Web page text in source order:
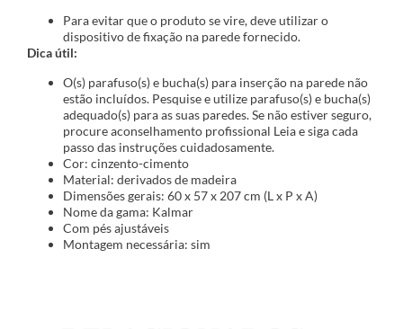
Para evitar que o produto se vire, deve utilizar o
dispositivo de fixação na parede fornecido.
Dica útil:
O(s) parafuso(s) e bucha(s) para inserção na parede não
estão incluídos. Pesquise e utilize parafuso(s) e bucha(s)
adequado(s) para as suas paredes. Se não estiver seguro,
procure aconselhamento profissional Leia e siga cada
passo das instruções cuidadosamente.
Cor: cinzento-cimento
Material: derivados de madeira
Dimensões gerais: 60 x 57 x 207 cm (L x P x A)
Nome da gama: Kalmar
Com pés ajustáveis
Montagem necessária: sim